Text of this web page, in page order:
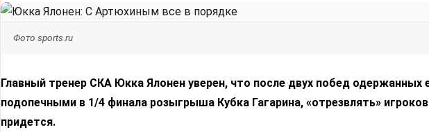
Фото sports.ru
Главный тренер СКА Юкка Ялонен уверен, что после двух побед одержанных
подопечными в 1/4 финала розыгрыша Кубка Гагарина, «отрезвлять»
придется.